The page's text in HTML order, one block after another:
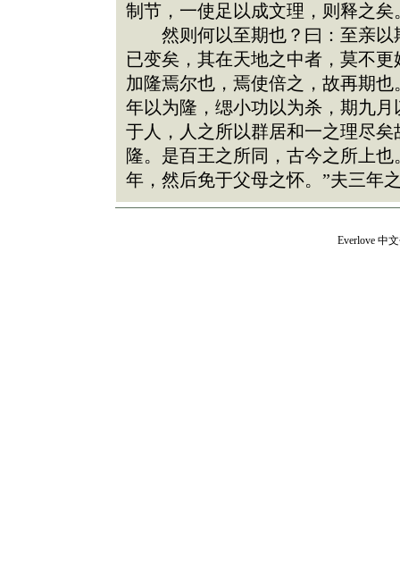
制节，一使足以成文理，则释之矣
然则何以至期也？曰：至亲以
已变矣，其在天地之中者，莫不
加隆焉尔也，焉使倍之，故再期
年以为隆，缌小功以为杀，期九
于人，人之所以群居和一之理尽
隆。是百王之所同，古今之所上
年，然后免于父母之怀。”夫三年
Everlove中文